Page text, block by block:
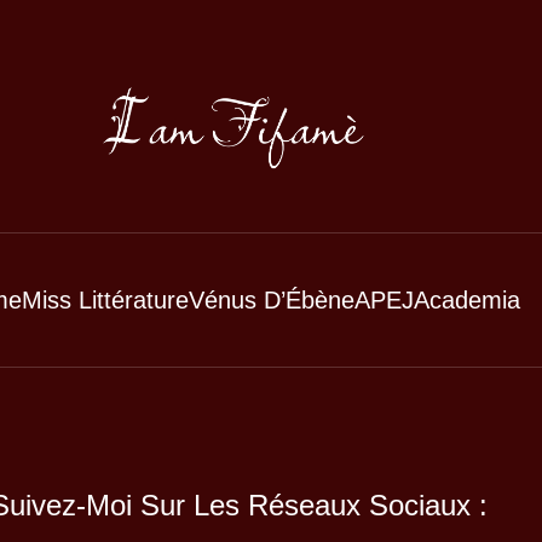
Miss LittératureVénus D’ÉbèneAPEJAcademia
Moi Sur Les Réseaux Sociaux :